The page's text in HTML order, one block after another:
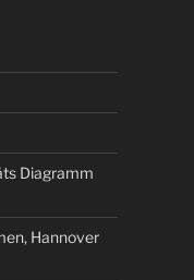
Diagramm
Hannover